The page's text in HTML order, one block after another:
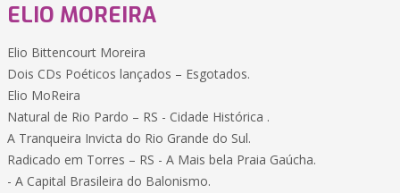
ELIO MOREIRA
Elio Bittencourt Moreira
Dois CDs Poéticos lançados – Esgotados.
Elio MoReira
Natural de Rio Pardo – RS - Cidade Histórica .
A Tranqueira Invicta do Rio Grande do Sul.
Radicado em Torres – RS - A Mais bela Praia Gaúcha.
- A Capital Brasileira do Balonismo.